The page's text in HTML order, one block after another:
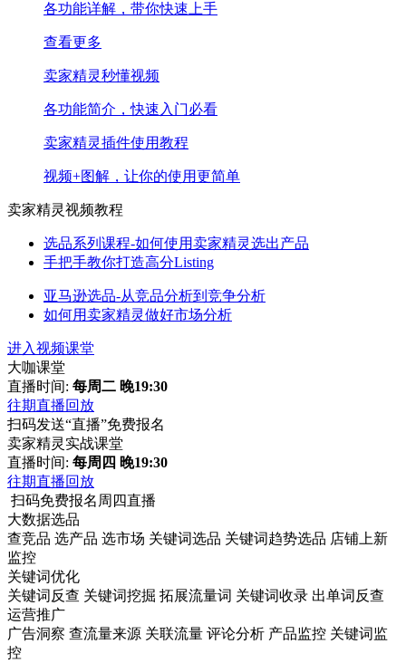
各功能详解，带你快速上手
查看更多
卖家精灵秒懂视频
各功能简介，快速入门必看
卖家精灵插件使用教程
视频+图解，让你的使用更简单
卖家精灵视频教程
选品系列课程-如何使用卖家精灵选出产品
手把手教你打造高分Listing
亚马逊选品-从竞品分析到竞争分析
如何用卖家精灵做好市场分析
进入视频课堂
大咖课堂
直播时间: 每周二 晚19:30
往期直播回放
扫码发送“直播”免费报名
卖家精灵实战课堂
直播时间: 每周四 晚19:30
往期直播回放
扫码免费报名周四直播
大数据选品
查竞品 选产品 选市场 关键词选品 关键词趋势选品 店铺上新
监控
关键词优化
关键词反查 关键词挖掘 拓展流量词 关键词收录 出单词反查
运营推广
广告洞察 查流量来源 关联流量 评论分析 产品监控 关键词监
控